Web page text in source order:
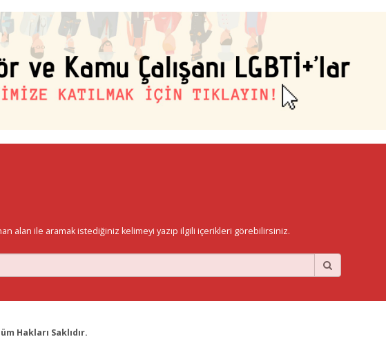
alan ile aramak istediğiniz kelimeyi yazıp ilgili içerikleri görebilirsiniz.
Hakları Saklıdır.